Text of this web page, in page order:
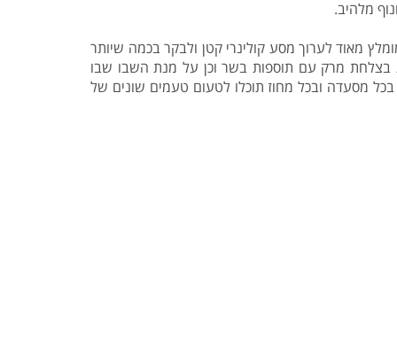
מלהיב.
מאוד לערוך מסע קולינרי קטן ולבקר בכמה שיותר
בצלחת מרק עם תוספות בשר וכן על מנת השבו שבו
מסעדה ובכל מחוז תוכלו לטעום טעמים שונים של